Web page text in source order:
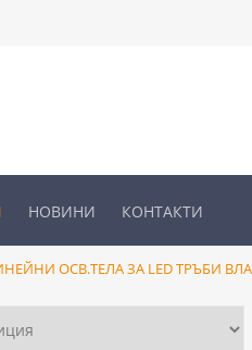
НОВИНИ КОНТАКТИ
ОСВ.ТЕЛА ЗА LED ТРЪБИ